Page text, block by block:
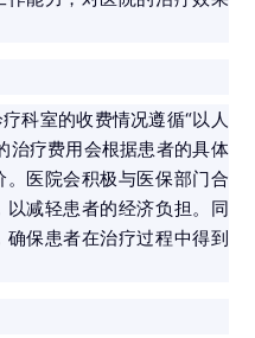
科室的收费情况遵循“以人
治疗费用会根据患者的具体
医院会积极与医保部门合
减轻患者的经济负担。同
保患者在治疗过程中得到